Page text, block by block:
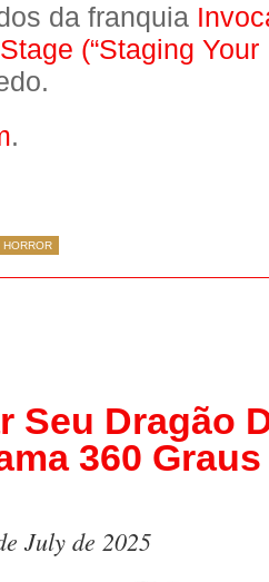
da franquia
(“Staging Your
.
HORROR
Seu Dragão
360
July de 2025